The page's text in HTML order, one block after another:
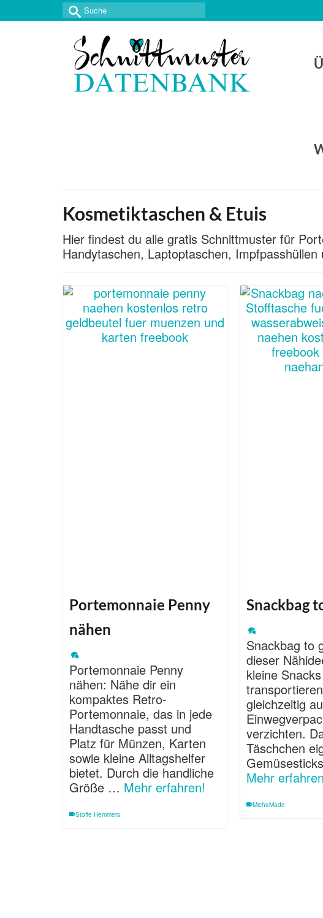
Suche
nach:
Kosmetiktaschen & Etuis
Hier findest du alle gratis Schnittmuster für
Handytaschen, Laptoptaschen, Impfpasshüllen
Portemonnaie Penny
nähen
Portemonnaie Penny
nähen: Nähe dir ein
kompaktes Retro-
Portemonnaie, das in jede
Handtasche passt und
Platz für Münzen, Karten
sowie kleine Alltagshelfer
bietet. Durch die handliche
Größe … Mehr erfahren!
Stoffe Hemmers
Snackbag
Snackbag to
dieser
kleine
gleichzeitig
verzichten.
Täschchen
Mehr
MichaMade